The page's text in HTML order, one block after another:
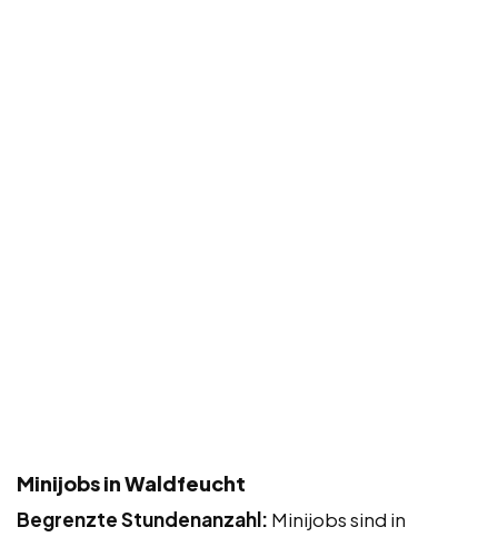
Minijobs in Waldfeucht
Begrenzte Stundenanzahl: Minijobs sind in